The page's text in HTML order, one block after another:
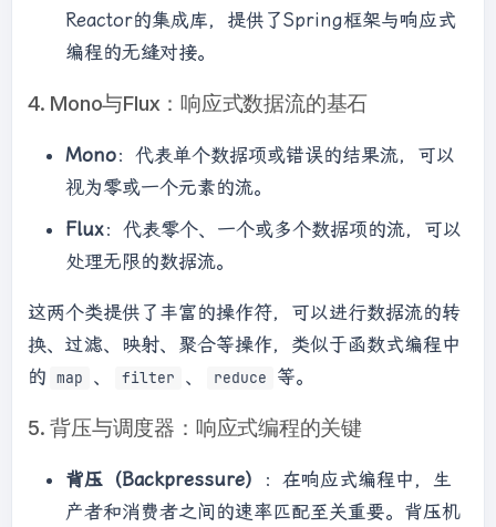
Reactor的集成库，提供了Spring框架与响应式
编程的无缝对接。
4. Mono与Flux：响应式数据流的基石
Mono：代表单个数据项或错误的结果流，可以
视为零或一个元素的流。
Flux：代表零个、一个或多个数据项的流，可以
处理无限的数据流。
这两个类提供了丰富的操作符，可以进行数据流的转
换、过滤、映射、聚合等操作，类似于函数式编程中
的 map 、 filter 、 reduce 等。
5. 背压与调度器：响应式编程的关键
背压（Backpressure）
：在响应式编程中，生
产者和消费者之间的速率匹配至关重要。背压机